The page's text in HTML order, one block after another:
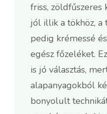
friss, zöldfűszeres
jól illik a tökhöz, a
pedig krémessé
egész főzeléket.
is jó választás,
alapanyagokból
bonyolult